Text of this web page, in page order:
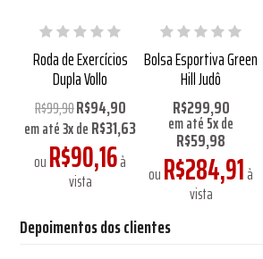
Roda de Exercícios
Dupla Vollo
R$99,90R$94,90
em até3xdeR$31,63
ouR$90,16à
vista
Bolsa Esportiva Green
Hill Judô
R$299,90
em até5xde
R$59,98
ouR$284,91à
vista
Depoimentos dos clientes